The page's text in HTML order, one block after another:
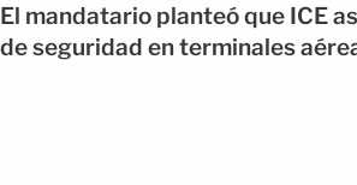
El mandatario planteó que ICE
de seguridad en terminales